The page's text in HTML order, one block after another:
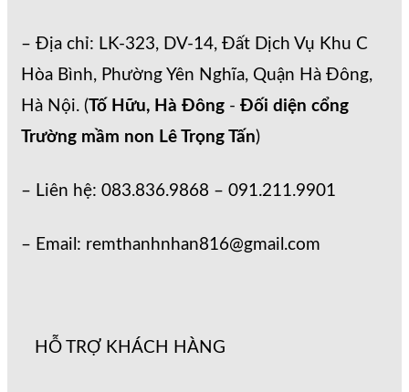
– Địa chỉ: LK-323, DV-14, Đất Dịch Vụ Khu C
Hòa Bình, Phường Yên Nghĩa, Quận Hà Đông,
Hà Nội. (Tố Hữu, Hà Đông - Đối diện cổng
Trường mầm non Lê Trọng Tấn)
– Liên hệ: 083.836.9868 – 091.211.9901
– Email: remthanhnhan816@gmail.com
HỖ TRỢ KHÁCH HÀNG